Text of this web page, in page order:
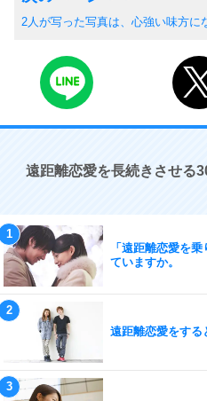
2人が写った写真は、心強い味方に
遠距離恋愛を長続きさせる
「遠距離恋愛を
ていますか。
遠距離恋愛をする